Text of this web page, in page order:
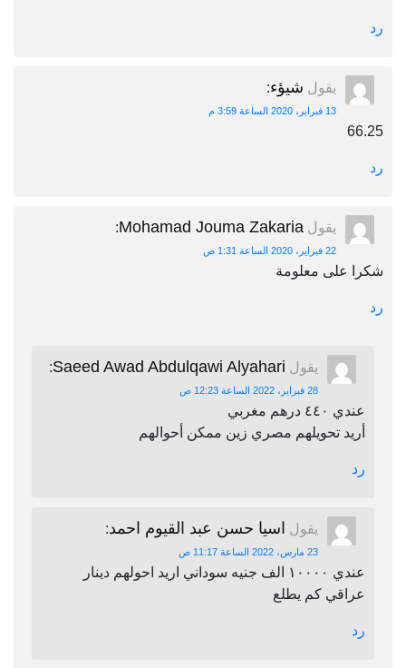
رد
يقول شيؤء:
13 فبراير، 2020 الساعة 3:59 م
66.25
رد
يقول Mohamad Jouma Zakaria
:
22 فبراير، 2020 الساعة 1:31 ص
شكرا على معلومة
رد
يقول Saeed Awad Abdulqawi Alyahari
:
28 فبراير، 2022 الساعة 12:23 ص
عندي ٤٤٠ درهم مغربي
أريد تحويلهم مصري زين ممكن أحوالهم
رد
يقول اسيا حسن عبد القيوم احمد:
23 مارس، 2022 الساعة 11:17 ص
عندي ١٠٠٠٠ الف جنيه سوداني اريد احولهم دينار
عراقي كم يطلع
رد